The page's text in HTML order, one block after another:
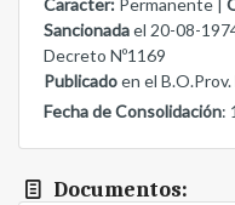
Caracter: Permanente |
Sancionadael 20-08-
Decreto Nº1169
Publicadoen el B.O.Prov.
Fecha de Consolidación:
Documentos: